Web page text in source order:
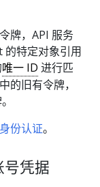
牌，API 服务
的特定对象引用
唯一 ID 进行匹
的旧有令牌，
身份认证。
凭据